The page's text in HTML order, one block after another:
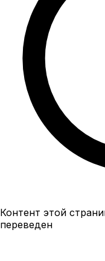
Контент этой
переведен